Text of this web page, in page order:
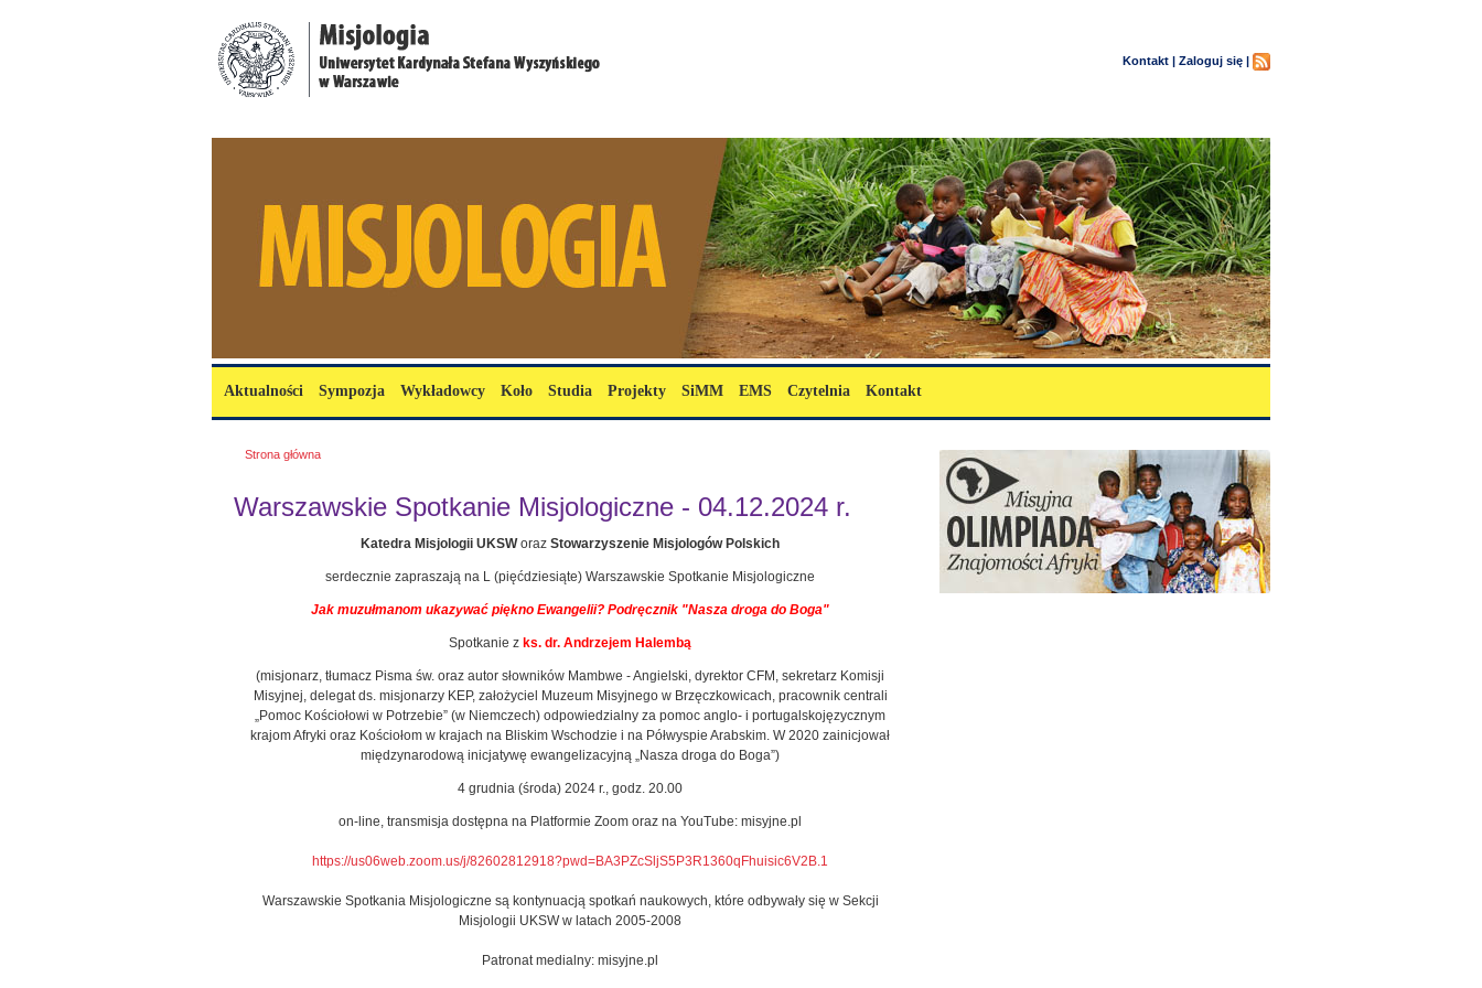
Kontakt | Zaloguj się |
Menu główne
Aktualności Sympozja Wykładowcy Koło Studia Projekty SiMM EMS Czytelnia Kontakt
Jesteś tutaj
Strona główna
Warszawskie Spotkanie Misjologiczne - 04.12.2024 r.
Katedra Misjologii UKSWoraz Stowarzyszenie Misjologów Polskich
serdecznie zapraszają na L (pięćdziesiąte) Warszawskie Spotkanie Misjologiczne
Jak muzułmanom ukazywać piękno Ewangelii? Podręcznik "Nasza droga do Boga"
Spotkanie z ks. dr. Andrzejem Halembą
(misjonarz, tłumacz Pisma św. oraz autor słowników Mambwe - Angielski, dyrektor CFM, sekretarz Komisji
Misyjnej, delegat ds. misjonarzy KEP, założyciel Muzeum Misyjnego w Brzęczkowicach, pracownik centrali
„Pomoc Kościołowi w Potrzebie” (w Niemczech) odpowiedzialny za pomoc anglo- i portugalskojęzycznym
krajom Afryki oraz Kościołom w krajach na Bliskim Wschodzie i na Półwyspie Arabskim. W 2020 zainicjował
międzynarodową inicjatywę ewangelizacyjną „Nasza droga do Boga”)
4 grudnia (środa) 2024 r., godz. 20.00
on-line, transmisja dostępna na Platformie Zoom oraz na YouTube: misyjne.pl
https://us06web.zoom.us/j/82602812918?pwd=BA3PZcSljS5P3R1360qFhuisic6V2B.1
Warszawskie Spotkania Misjologiczne są kontynuacją spotkań naukowych, które odbywały się w Sekcji
Misjologii UKSW w latach 2005-2008
Patronat medialny: misyjne.pl